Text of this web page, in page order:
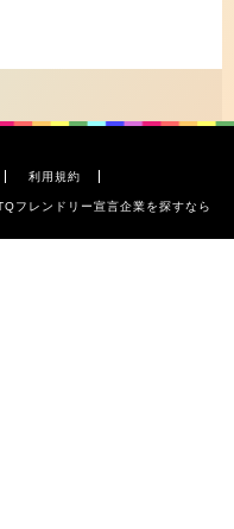
利用規約
レンドリー宣言企業を探すなら